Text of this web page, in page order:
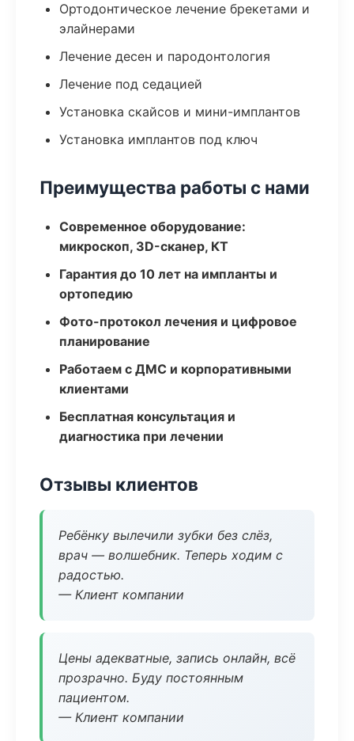
Ортодонтическое лечение брекетами и
элайнерами
Лечение десен и пародонтология
Лечение под седацией
Установка скайсов и мини-имплантов
Установка имплантов под ключ
Преимущества работы с нами
Современное оборудование:
микроскоп, 3D-сканер, КТ
Гарантия до 10 лет на импланты и
ортопедию
Фото-протокол лечения и цифровое
планирование
Работаем с ДМС и корпоративными
клиентами
Бесплатная консультация и
диагностика при лечении
Отзывы клиентов
Ребёнку вылечили зубки без слёз,
врач — волшебник. Теперь ходим с
радостью.
— Клиент компании
Цены адекватные, запись онлайн, всё
прозрачно. Буду постоянным
пациентом.
— Клиент компании